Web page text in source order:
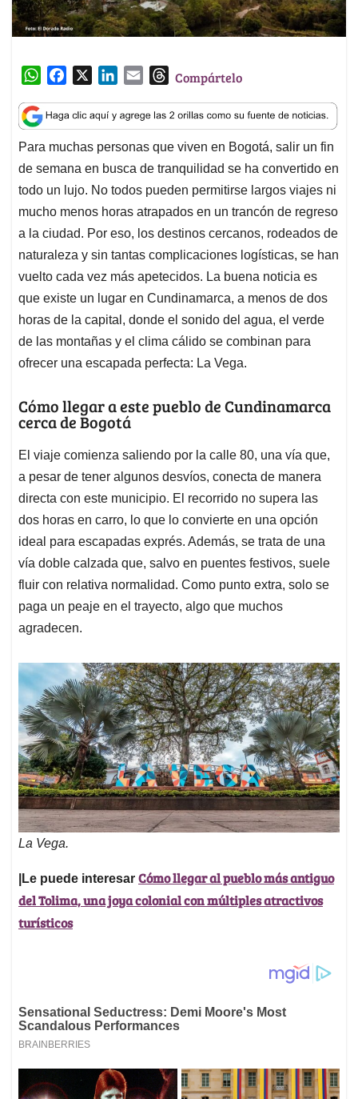
W
a
t
s
A
p
p
c
e
b
o
o
k
n
k
e
d
I
n
a
i
l
T
r
e
a
d
s
Compártelo
Para muchas personas que viven en Bogotá, salir un fin
de semana en busca de tranquilidad se ha convertido en
todo un lujo. No todos pueden permitirse largos viajes ni
mucho menos horas atrapados en un trancón de regreso
a la ciudad. Por eso, los destinos cercanos, rodeados de
naturaleza y sin tantas complicaciones logísticas, se han
vuelto cada vez más apetecidos. La buena noticia es
que existe un lugar en Cundinamarca, a menos de dos
horas de la capital, donde el sonido del agua, el verde
de las montañas y el clima cálido se combinan para
ofrecer una escapada perfecta: La Vega.
Cómo llegar a este pueblo de Cundinamarca
cerca de Bogotá
El viaje comienza saliendo por la calle 80, una vía que,
a pesar de tener algunos desvíos, conecta de manera
directa con este municipio. El recorrido no supera las
dos horas en carro, lo que lo convierte en una opción
ideal para escapadas exprés. Además, se trata de una
vía doble calzada que, salvo en puentes festivos, suele
fluir con relativa normalidad. Como punto extra, solo se
paga un peaje en el trayecto, algo que muchos
agradecen.
La Vega.
|Le puede interesar Cómo llegar al pueblo más antiguo
del Tolima, una joya colonial con múltiples atractivos
turísticos